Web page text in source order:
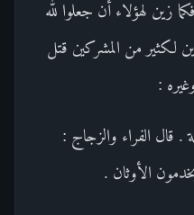
زين لهؤلاء أن جعلوا لله
لكثير من المشركين قتل
:
. قال الفراء والزجاج :
الأوثان .